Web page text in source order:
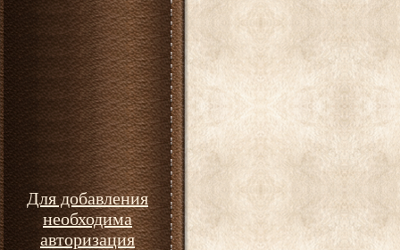
Для добавления
необходима
авторизация